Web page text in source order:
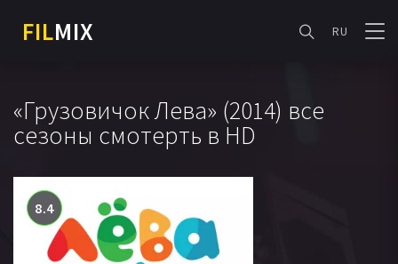
FILMIX RU
«Грузовичок Лева» (2014) все
сезоны смотерть в HD
8.4